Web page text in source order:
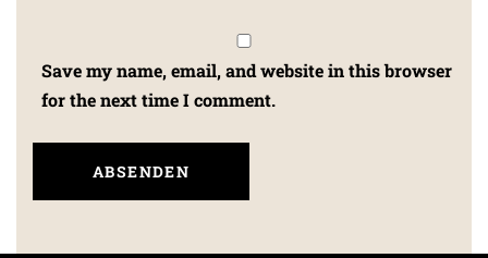
Save my name, email, and website in this browser
for the next time I comment.